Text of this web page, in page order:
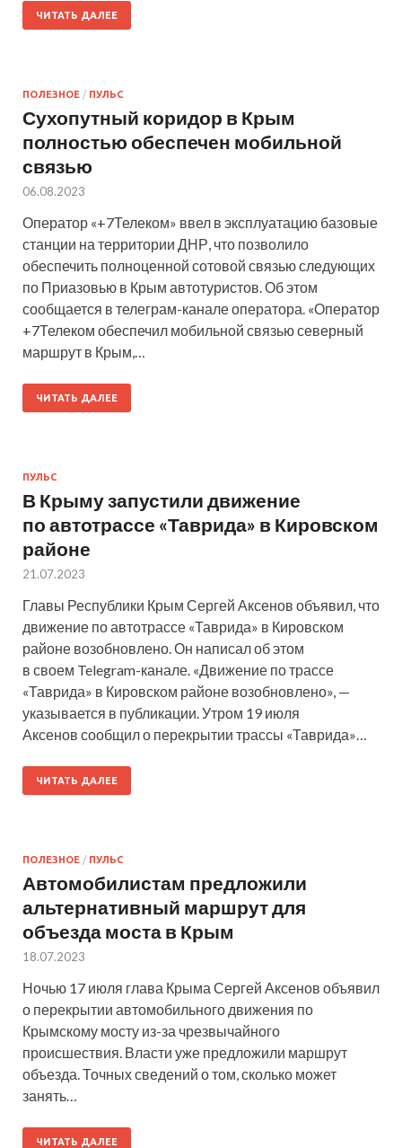
ЧИТАТЬ ДАЛЕЕ
ПОЛЕЗНОЕ / ПУЛЬС
Сухопутный коридор в Крым
полностью обеспечен мобильной
связью
06.08.2023
Оператор «+7Телеком» ввел в эксплуатацию базовые
станции на территории ДНР, что позволило
обеспечить полноценной сотовой связью следующих
по Приазовью в Крым автотуристов. Об этом
сообщается в телеграм-канале оператора. «Оператор
+7Телеком обеспечил мобильной связью северный
маршрут в Крым,…
ЧИТАТЬ ДАЛЕЕ
ПУЛЬС
В Крыму запустили движение
по автотрассе «Таврида» в Кировском
районе
21.07.2023
Главы Республики Крым Сергей Аксенов объявил, что
движение по автотрассе «Таврида» в Кировском
районе возобновлено. Он написал об этом
в своем Telegram-канале. «Движение по трассе
«Таврида» в Кировском районе возобновлено», —
указывается в публикации. Утром 19 июля
Аксенов сообщил о перекрытии трассы «Таврида»…
ЧИТАТЬ ДАЛЕЕ
ПОЛЕЗНОЕ / ПУЛЬС
Автомобилистам предложили
альтернативный маршрут для
объезда моста в Крым
18.07.2023
Ночью 17 июля глава Крыма Сергей Аксенов объявил
о перекрытии автомобильного движения по
Крымскому мосту из-за чрезвычайного
происшествия. Власти уже предложили маршрут
объезда. Точных сведений о том, сколько может
занять…
ЧИТАТЬ ДАЛЕЕ